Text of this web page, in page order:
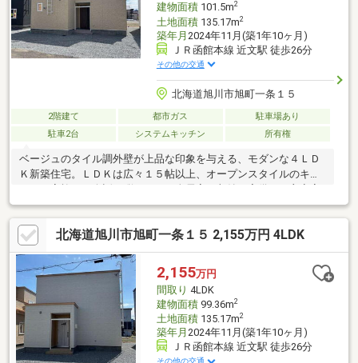
建物面積101.5m2
土地面積135.17m2
築年月 2024年11月(築1年10ヶ月)
ＪＲ函館本線 近文駅 徒歩26分
その他の交通
北海道旭川市旭町一条１５
2階建て 都市ガス
駐車場あり
駐車2台
システムキッチン 所有権
ベージュのタイル調外壁が上品な印象を与える、モダンな４ＬＤ
Ｋ新築住宅。ＬＤＫは広々１５帖以上、オープンスタイルのキッ
にはＷＩＣ付きで収納力もバツグン◎浴室は１坪以上の広さで、
ゆったりとしたバスタイムを楽しめます。駐車スペースは２台
分、前道６ｍ以上の整形地で車の出入りもスムーズです。【周辺
環境】■北光小学校（９分）■北星中学校（１２分）■さくらおか
幼稚園（３分）■北門郵便局（５分）■セブンイレブン旭川旭町店
（５分）
北海道旭川市旭町一条１５ 2,155万円 4LDK
2,155万円
間取り 4LDK
建物面積99.36m2
土地面積135.17m2
築年月 2024年11月(築1年10ヶ月)
ＪＲ函館本線 近文駅 徒歩26分